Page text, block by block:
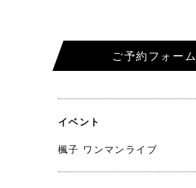
ご予約フォーム
イベント
楓子 ワンマンライブ